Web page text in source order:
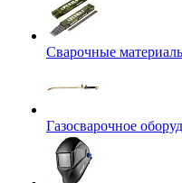
Сварочные
Газосварочное